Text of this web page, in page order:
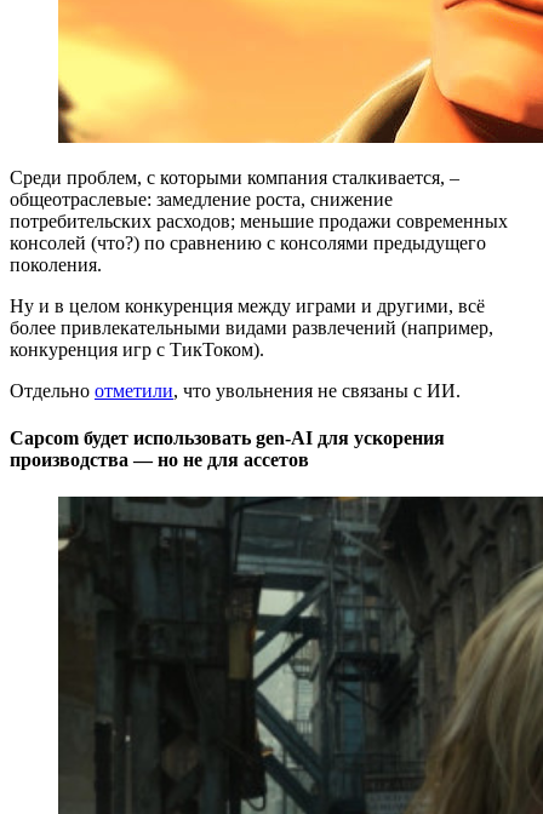
Среди проблем, с которыми компания сталкивается, –
общеотраслевые: замедление роста, снижение
потребительских расходов; меньшие продажи современных
консолей (что?) по сравнению с консолями предыдущего
поколения.
Ну и в целом конкуренция между играми и другими, всё
более привлекательными видами развлечений (например,
конкуренция игр с ТикТоком).
Отдельно отметили, что увольнения не связаны с ИИ.
Capcom будет использовать gen-AI для ускорения
производства — но не для ассетов